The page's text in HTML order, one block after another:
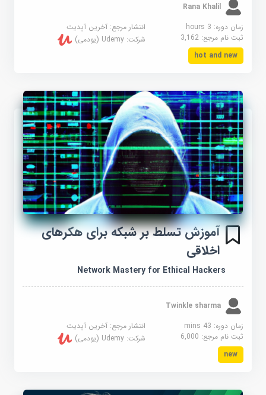
Rana Khalil
زمان دوره: 3 hours
انتشار مرجع:آخرین آپدیت
ثبت نام مرجع:3,162 شرکت:Udemy (یودمی)
hot and new
آموزش تسلط بر شبکه برای هکرهای
اخلاقی
Network Mastery for Ethical Hackers
Twinkle sharma
زمان دوره: 43 mins
انتشار مرجع:آخرین آپدیت
ثبت نام مرجع:6,000 شرکت:Udemy (یودمی)
new